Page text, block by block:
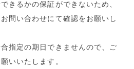
きるかの保証ができないため、
問い合わせにて確認をお願いし
指定の期日できませんので、ご
いいたします。